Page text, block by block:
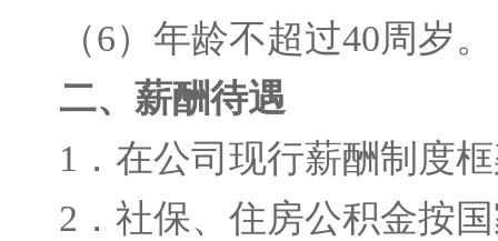
（6）年龄不超过40周岁。
二、薪酬待遇
1．在公司现行薪酬制度
2．社保、住房公积金按